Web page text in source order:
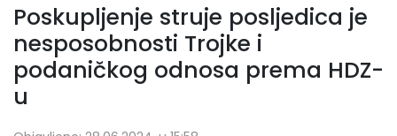
Poskupljenje struje posljedica je
nesposobnosti Trojke i
podaničkog odnosa prema HDZ-
u